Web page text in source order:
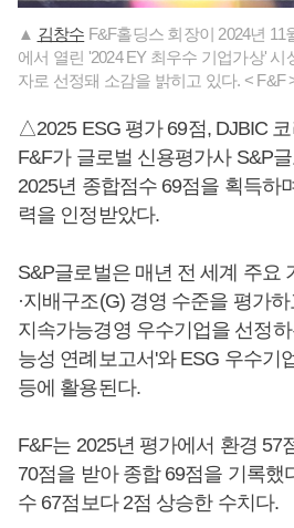
▲ 김창수 F&F홀딩스 회장이 2024년
에서 열린 '2024 EY 최우수 기업가상'
자로 선정돼 소감을 밝히고 있다. < F&F
△2025 ESG 평가 69점, DJBIC
F&F가 글로벌 신용평가사 S&P
2025년 종합점수 69점을 획득하
력을 인정받았다.
S&P글로벌은 매년 전 세계 주요
·지배구조(G) 경영 수준을 평가
지속가능경영 우수기업을 선정
능성 연례보고서'와 ESG 우수기
등에 활용된다.
F&F는 2025년 평가에서 환경 57
70점을 받아 종합 69점을 기록했
수 67점보다 2점 상승한 수치다.